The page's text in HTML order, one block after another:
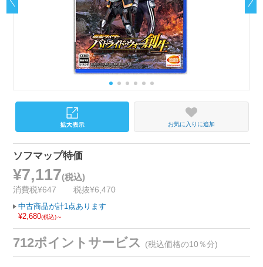
お気に入りに追加
ソフマップ特価
¥7,117(税込)
消費税¥647 税抜¥6,470
中古商品が計1点あります
¥2,680(税込)～
712ポイントサービス (税込価格の10％分)